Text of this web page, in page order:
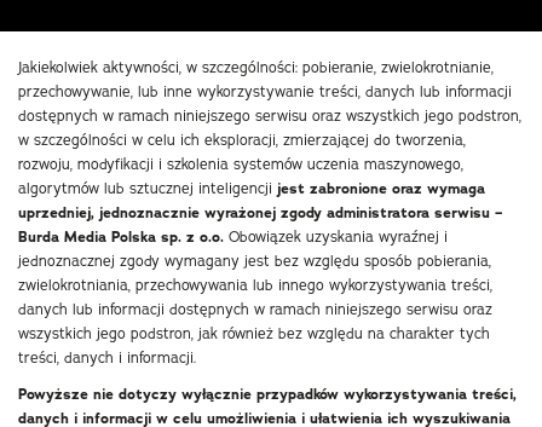
Jakiekolwiek aktywności, w szczególności: pobieranie, zwielokrotnianie,
przechowywanie, lub inne wykorzystywanie treści, danych lub informacji
dostępnych w ramach niniejszego serwisu oraz wszystkich jego podstron,
w szczególności w celu ich eksploracji, zmierzającej do tworzenia,
rozwoju, modyfikacji i szkolenia systemów uczenia maszynowego,
algorytmów lub sztucznej inteligencji jest zabronione oraz wymaga
uprzedniej, jednoznacznie wyrażonej zgody administratora serwisu –
Burda Media Polska sp. z o.o. Obowiązek uzyskania wyraźnej i
jednoznacznej zgody wymagany jest bez względu sposób pobierania,
zwielokrotniania, przechowywania lub innego wykorzystywania treści,
danych lub informacji dostępnych w ramach niniejszego serwisu oraz
wszystkich jego podstron, jak również bez względu na charakter tych
treści, danych i informacji.
Powyższe nie dotyczy wyłącznie przypadków wykorzystywania treści,
danych i informacji w celu umożliwienia i ułatwienia ich wyszukiwania